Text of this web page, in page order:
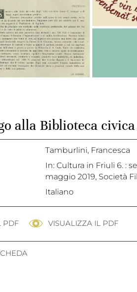
alla Biblioteca
Tamburlini, Francesca
In: Cultura in Friuli 6. :
maggio 2019, Società
Italiano
PDF VISUALIZZA IL PDF